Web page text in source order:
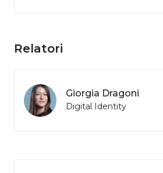
Relatori
Giorgia Dragoni
Digital Identity